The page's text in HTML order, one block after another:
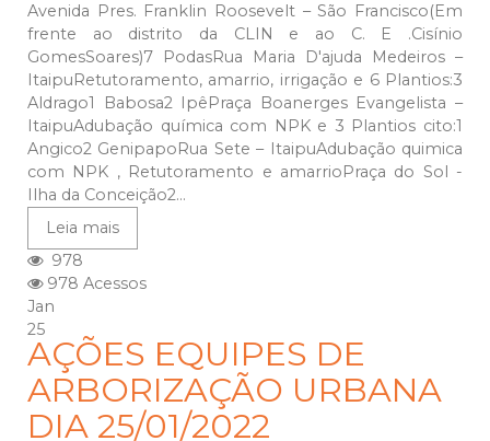
Avenida Pres. Franklin Roosevelt – São Francisco(Em
frente ao distrito da CLIN e ao C. E .Cisínio
GomesSoares)7 PodasRua Maria D'ajuda Medeiros –
ItaipuRetutoramento, amarrio, irrigação e 6 Plantios:3
Aldrago1 Babosa2 IpêPraça Boanerges Evangelista –
ItaipuAdubação química com NPK e 3 Plantios cito:1
Angico2 GenipapoRua Sete – ItaipuAdubação quimica
com NPK , Retutoramento e amarrioPraça do Sol -
Ilha da Conceição2...
Leia mais
978
978 Acessos
Jan
25
AÇÕES EQUIPES DE
ARBORIZAÇÃO URBANA
DIA 25/01/2022